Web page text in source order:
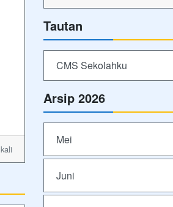
Tautan
CMS Sekolahku
Arsip 2026
Mei
Juni